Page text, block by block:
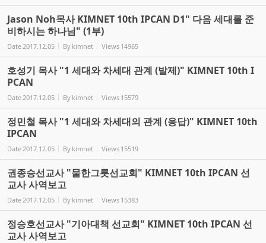
Jason Noh목사 KIMNET 10th IPCAN D1" 다음 세대를 준
비하시는 하나님" (1부)
Date 2017.12.05 By kimnet Views 14965
호성기 목사 "1 세대와 차세대 관계 (발제)" KIMNET 10th I
PCAN
Date 2017.12.05 By kimnet Views 15579
정민철 목사 "1 세대와 차세대의 관계 (응답)" KIMNET 10th
IPCAN
Date 2017.12.05 By kimnet Views 15519
권종승선교사 "물한그릇선교회" KIMNET 10th IPCAN 선
교사 사역보고
Date 2017.12.05 By kimnet Views 15383
정승호선교사 "기아대책 선교회" KIMNET 10th IPCAN 선
교사 사역보고